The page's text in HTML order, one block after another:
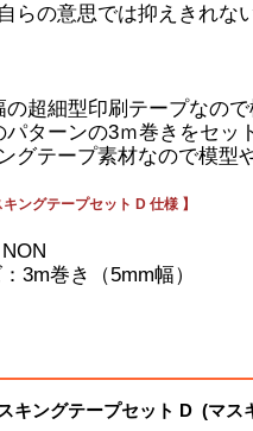
らの意思では抑えきれな
超細型印刷テープなの
ターンの3ｍ巻きをセッ
グテープ素材なので模型
キングテープセット D 仕様 】
3m巻き（5mm幅）
キングテープセット D (マス
はこちら
クス）